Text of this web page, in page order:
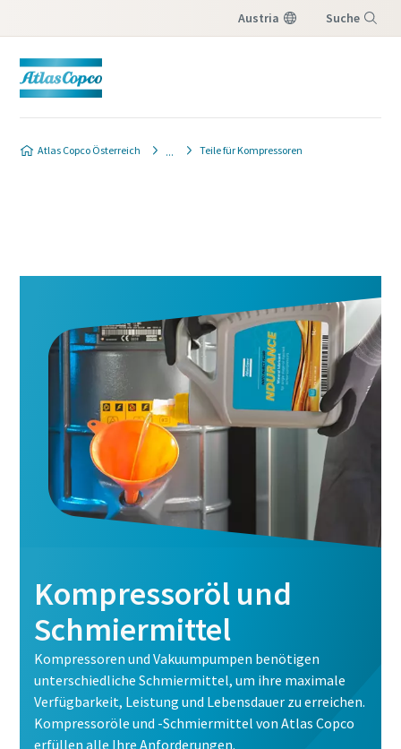
Austria Suche
Atlas Copco Österreich Teile für Kompressoren
Kompressoröl und
Schmiermittel
Kompressoren und Vakuumpumpen benötigen
unterschiedliche Schmiermittel, um ihre maximale
Verfügbarkeit, Leistung und Lebensdauer zu erreichen.
Kompressoröle und -Schmiermittel von Atlas Copco
erfüllen alle Ihre Anforderungen.
Sie können uns auch direkt eine Nachricht
senden, indem Sie auf die folgende E-Mail-
Adresse
klicken: website.austria@atlascopco.com
Alle mit (*) gekennzeichnete Felder sind
Pflichtfelder.
Persönliche Angaben
Nachname
E-Mail